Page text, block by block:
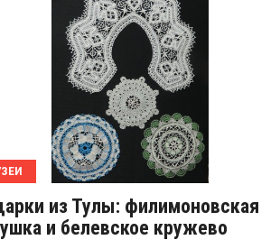
из Тулы: филимоновская
и белевское кружево